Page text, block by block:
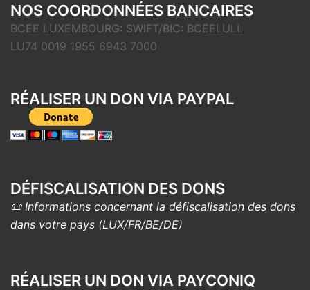
NOS COORDONNÉES BANCAIRES
BCEE LUXEMBOURG: SWIFT/BIC: BCEELULL
LU74 0019 1955 6943 7000
RÉALISER UN DON VIA PAYPAL
DÉFISCALISATION DES DONS
📜 Informations concernant la défiscalisation des dons
dans votre pays (LUX/FR/BE/DE)
RÉALISER UN DON VIA PAYCONIQ